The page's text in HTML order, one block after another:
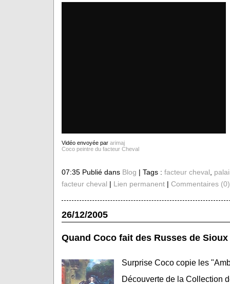
Vidéo envoyée par arimaj
Coco peintre du facteur Cheval
07:35 Publié dans Blog | Tags : facteur cheval
facteur cheval | Lien permanent| Commentaires (0)
26/12/2005
Quand Coco fait des Russes de Sioux
Surprise Coco copie les
Découverte de la Collection